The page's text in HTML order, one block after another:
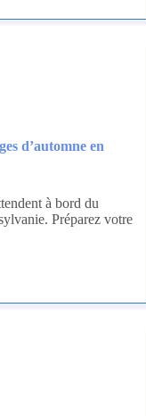
d’automne en
à bord du
Préparez votre